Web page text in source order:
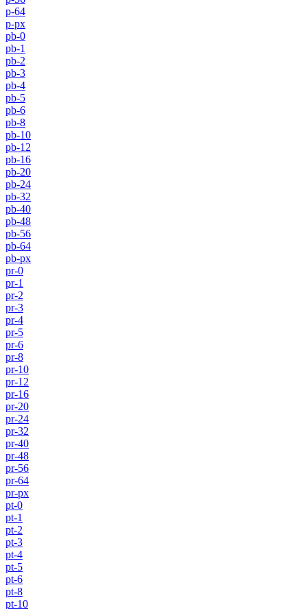
p-64
p-px
pb-0
pb-1
pb-2
pb-3
pb-4
pb-5
pb-6
pb-8
pb-10
pb-12
pb-16
pb-20
pb-24
pb-32
pb-40
pb-48
pb-56
pb-64
pb-px
pr-0
pr-1
pr-2
pr-3
pr-4
pr-5
pr-6
pr-8
pr-10
pr-12
pr-16
pr-20
pr-24
pr-32
pr-40
pr-48
pr-56
pr-64
pr-px
pt-0
pt-1
pt-2
pt-3
pt-4
pt-5
pt-6
pt-8
pt-10